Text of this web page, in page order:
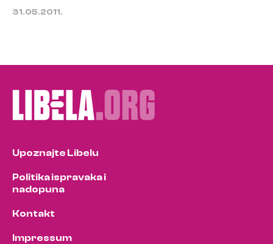
31.05.2011.
Upoznajte Libelu
Politika ispravaka i
nadopuna
Kontakt
Impressum